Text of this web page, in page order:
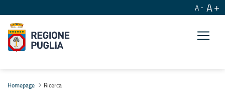
A A
Homepage Ricerca